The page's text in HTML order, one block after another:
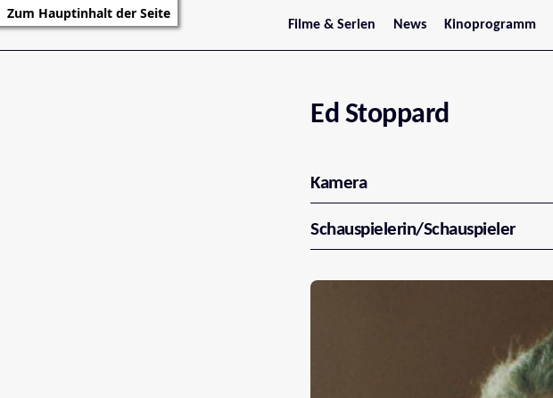
Zum Hauptinhalt der Seite
Filme & Serien
Trailer
Serienarchiv
News
Stars
Kinoprogramm
Jetzt im Kino
Tirol
Vorarlberg
Ed Stoppard
Kamera
Schauspielerin/Schauspieler